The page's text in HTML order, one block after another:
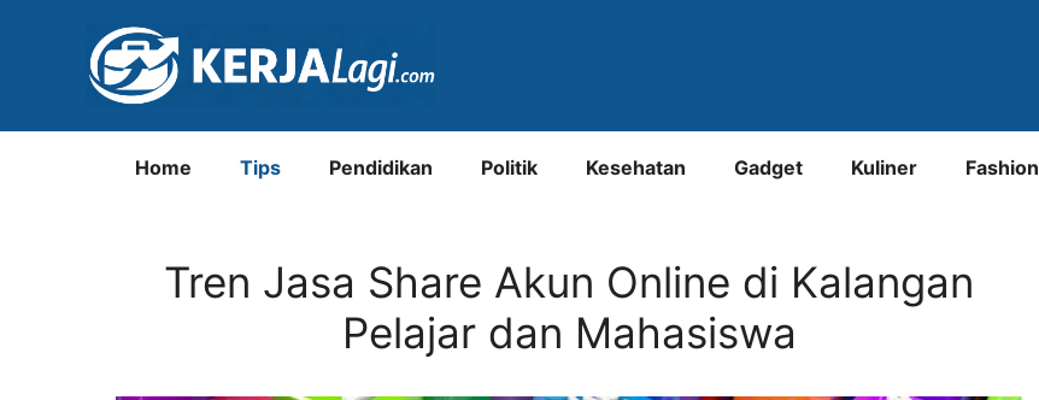
Home Tips Pendidikan Politik Kesehatan Gadget Kuliner Fashion
Tren Jasa Share Akun Online di Kalangan
Pelajar dan Mahasiswa